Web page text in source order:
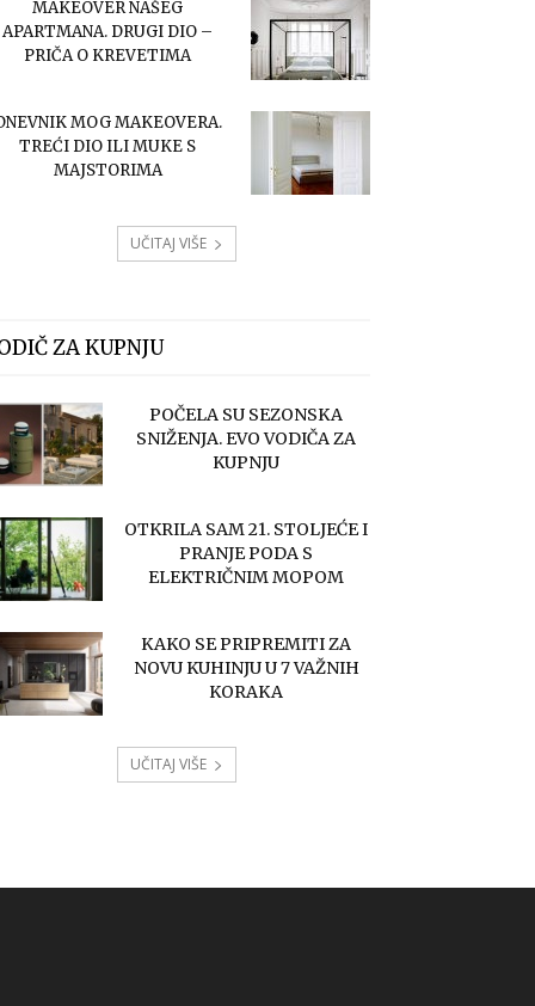
MAKEOVER NAŠEG
APARTMANA. DRUGI DIO –
PRIČA O KREVETIMA
MOG MAKEOVERA.
TREĆI DIO ILI MUKE S
MAJSTORIMA
UČITAJ VIŠE
ZA KUPNJU
POČELA SU SEZONSKA
SNIŽENJA. EVO VODIČA ZA
KUPNJU
OTKRILA SAM 21. STOLJEĆE I
PRANJE PODA S
ELEKTRIČNIM MOPOM
KAKO SE PRIPREMITI ZA
NOVU KUHINJU U 7 VAŽNIH
KORAKA
UČITAJ VIŠE